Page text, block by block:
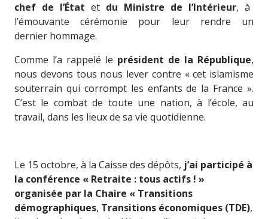
chef de l’État et du Ministre de l’Intérieur, à
l’émouvante cérémonie pour leur rendre un
dernier hommage.
Comme l’a rappelé le président de la République,
nous devons tous nous lever contre « cet islamisme
souterrain qui corrompt les enfants de la France ».
C’est le combat de toute une nation, à l’école, au
travail, dans les lieux de sa vie quotidienne.
Le 15 octobre, à la Caisse des dépôts, j’ai participé à
la conférence « Retraite : tous actifs ! »
organisée par la Chaire « Transitions
démographiques, Transitions économiques (TDE),